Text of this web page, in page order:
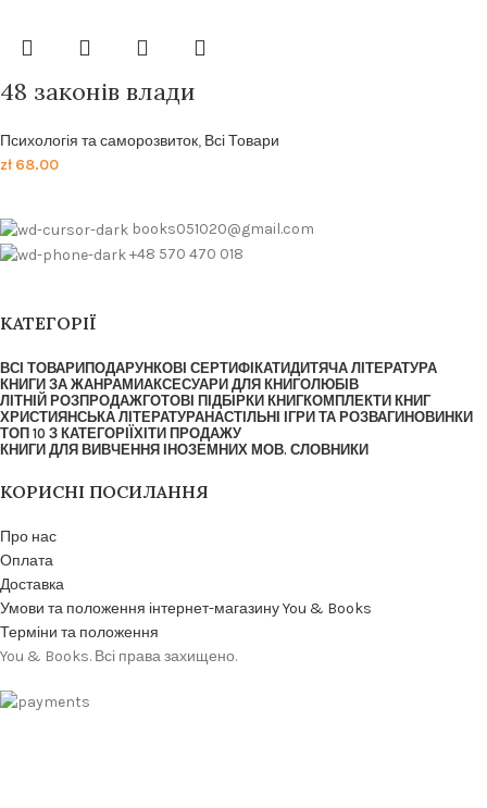
48 законів влади
Психологія та саморозвиток, Всі Товари
zł 68.00
books051020@gmail.com
+48 570 470 018
КАТЕГОРІЇ
ВСІ ТОВАРИПОДАРУНКОВІ СЕРТИФІКАТИДИТЯЧА ЛІТЕРАТУРА
КНИГИ ЗА ЖАНРАМИАКСЕСУАРИ ДЛЯ КНИГОЛЮБІВ
ЛІТНІЙ РОЗПРОДАЖГОТОВІ ПІДБІРКИ КНИГКОМПЛЕКТИ КНИГ
ХРИСТИЯНСЬКА ЛІТЕРАТУРАНАСТІЛЬНІ ІГРИ ТА РОЗВАГИНОВИНКИ
ТОП 10 З КАТЕГОРІЇХІТИ ПРОДАЖУ
КНИГИ ДЛЯ ВИВЧЕННЯ ІНОЗЕМНИХ МОВ. СЛОВНИКИ
КОРИСНІ ПОСИЛАННЯ
Про нас
Оплата
Доставка
Умови та положення інтернет-магазину You & Books
Терміни та положення
You & Books. Всі права захищено.